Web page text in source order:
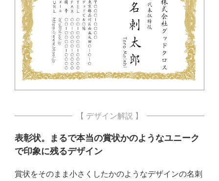
【 デザイン解説 】
表彰状。まるで本当の賞状かのようなユニーク
で印象に残るデザイン
賞状をそのまま小さくしたかのようなデザインの名刺